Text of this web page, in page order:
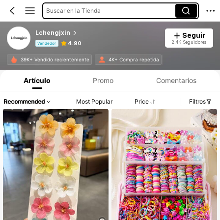
Buscar en la Tienda
Lchengjxin
Vendedor 4.90
Seguir
2.4K Seguidores
39K+ Vendido recientemente 4K+ Compra repetida
Artículo Promo Comentarios
Recommended Most Popular Price Filtros